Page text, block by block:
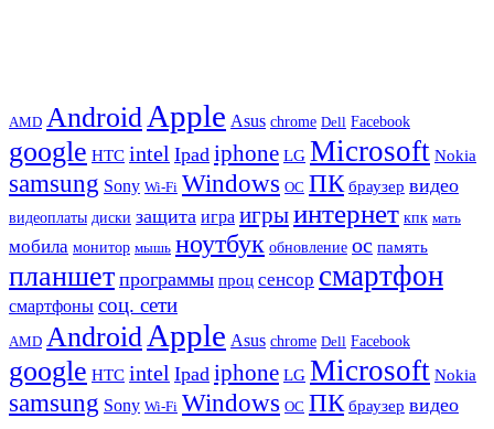
AMD Android Apple Asus chrome Dell Facebook
google HTC intel Ipad iphone LG Microsoft Nokia
samsung Sony Wi-Fi Windows ОС ПК браузер видео
видеоплаты диски защита игра игрыинтернет кпк мать
мобила монитор мышь ноутбук обновление ос память
планшет программы проц сенсор смартфон
смартфоны соц. сети
AMD Android Apple Asus chrome Dell Facebook
google HTC intel Ipad iphone LG Microsoft Nokia
samsung Sony Wi-Fi Windows ОС ПК браузер видео